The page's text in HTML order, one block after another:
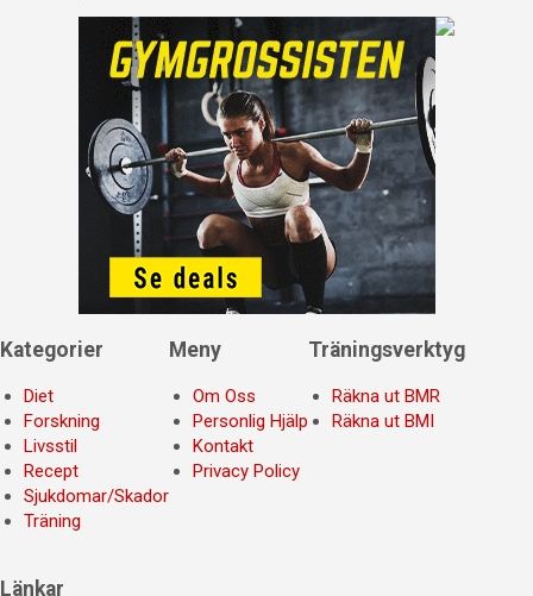
Kategorier
Diet
Forskning
Livsstil
Recept
Sjukdomar/Skador
Träning
Meny
Om Oss
Personlig Hjälp
Kontakt
Privacy Policy
Träningsverktyg
Räkna ut BMR
Räkna ut BMI
Länkar